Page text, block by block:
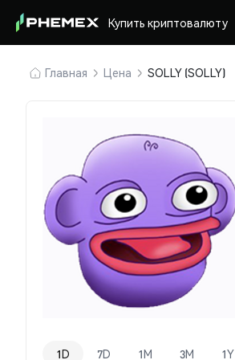
Купить криптовалюту
Главная Цена SOLLY (SOLLY)
1D 7D 1M 3M 1Y